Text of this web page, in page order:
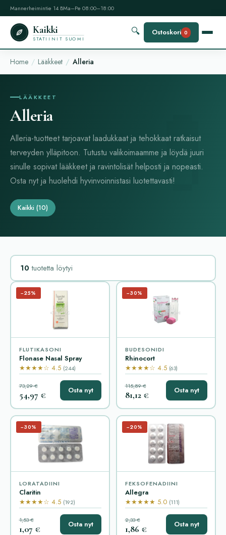
Mannerheimintie 14 BMa–Pe 08:00–18:00
Kaikki
STATIINIT SUOMI
🔍 Ostoskori 0
Home Lääkkeet Alleria
LÄÄKKEET
Alleria
Alleria-tuotteet tarjoavat laadukkaat ja tehokkaat ratkaisut
terveyden ylläpitoon. Tutustu valikoimaamme ja löydä juuri
sinulle sopivat lääkkeet ja ravintolisät helposti ja nopeasti.
Osta nyt ja huolehdi hyvinvoinnistasi luotettavasti!
Kaikki (10)
10 tuotetta löytyi
−25%
FLUTIKASONI
Flonase Nasal Spray
★★★★☆ 4.5 (244)
73,29 €
54,97 € Osta nyt
−30%
BUDESONIDI
Rhinocort
★★★★☆ 4.5 (63)
115,89 €
81,12 € Osta nyt
−30%
LORATADIINI
Claritin
★★★★☆ 4.5 (192)
1,53 €
1,07 € Osta nyt
−20%
FEKSOFENADIINI
Allegra
★★★★★ 5.0 (111)
2,33 €
1,86 € Osta nyt